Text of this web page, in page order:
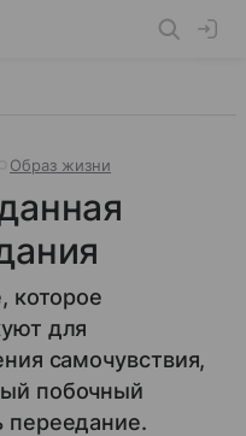
Образ жизни
которое
для
самочувствия,
побочный
переедание.